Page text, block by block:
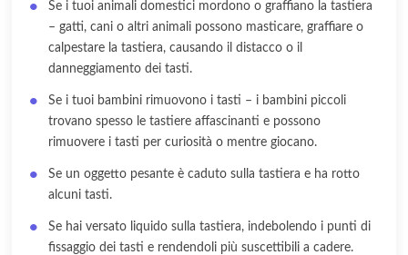
Se i tuoi animali domestici mordono o graffiano la tastiera
– gatti, cani o altri animali possono masticare, graffiare o
calpestare la tastiera, causando il distacco o il
danneggiamento dei tasti.
Se i tuoi bambini rimuovono i tasti – i bambini piccoli
trovano spesso le tastiere affascinanti e possono
rimuovere i tasti per curiosità o mentre giocano.
Se un oggetto pesante è caduto sulla tastiera e ha rotto
alcuni tasti.
Se hai versato liquido sulla tastiera, indebolendo i punti di
fissaggio dei tasti e rendendoli più suscettibili a cadere.